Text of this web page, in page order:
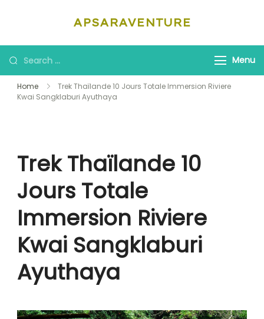
APSARAVENTURE
Looking
for
Something?
Menu
Home
Trek Thaïlande 10 Jours Totale Immersion Riviere
Kwai Sangklaburi Ayuthaya
Trek Thaïlande 10
Jours Totale
Immersion Riviere
Kwai Sangklaburi
Ayuthaya